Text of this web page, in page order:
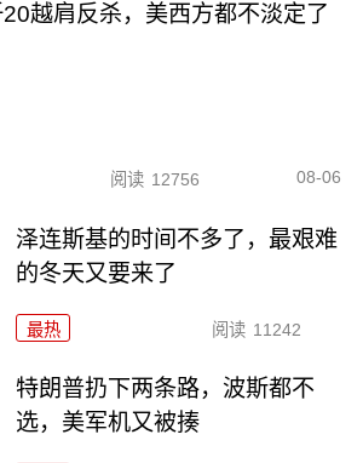
越肩反杀，美西方都不淡定了
阅读 12756 08-06
泽连斯基的时间不多了，最艰难
的冬天又要来了
最热 阅读 11242
特朗普扔下两条路，波斯都不
选，美军机又被揍